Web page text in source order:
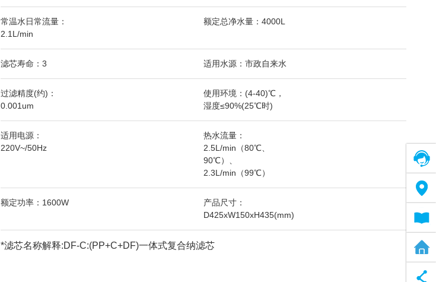
常温水日常流量：
2.1L/min
额定总净水量：4000L
滤芯寿命：3 适用水源：市政自来水
过滤精度(约)：
0.001um
使用环境：(4-40)℃，
湿度≤90%(25℃时)
适用电源：
220V~/50Hz
热水流量：
2.5L/min（80℃、
90℃）、
2.3L/min（99℃）
额定功率：1600W
产品尺寸：
D425xW150xH435(mm)
*滤芯名称解释:DF-C:(PP+C+DF)一体式复合纳滤芯
售后网络